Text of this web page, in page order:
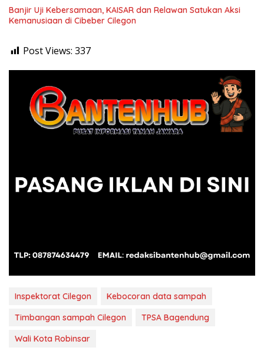
Banjir Uji Kebersamaan, KAISAR dan Relawan Satukan Aksi
Kemanusiaan di Cibeber Cilegon
Post Views: 337
Inspektorat Cilegon
Kebocoran data sampah
Timbangan sampah Cilegon
TPSA Bagendung
Wali Kota Robinsar